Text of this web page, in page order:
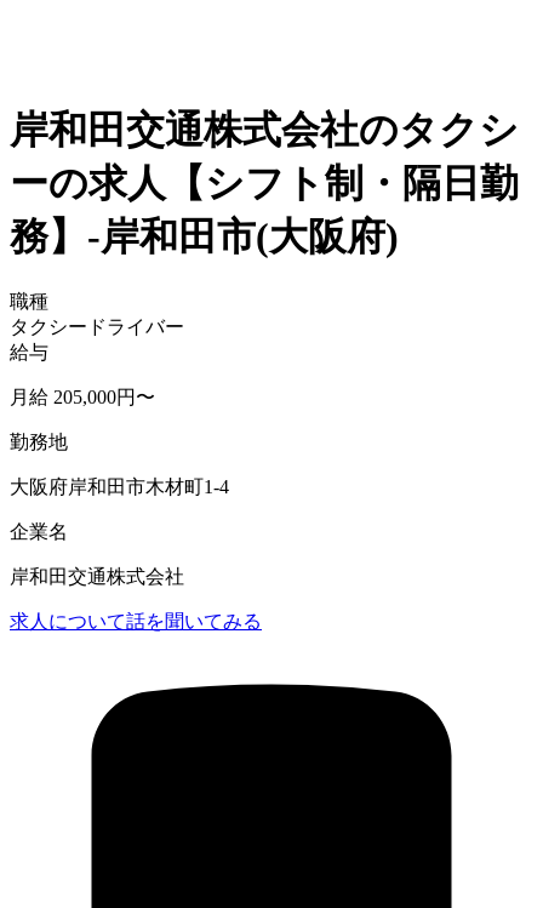
岸和田交通株式会社のタクシ
ーの求人【シフト制・隔日勤
務】-岸和田市(大阪府)
職種
タクシードライバー
給与
月給 205,000円〜
勤務地
大阪府岸和田市木材町1-4
企業名
岸和田交通株式会社
求人について話を聞いてみる